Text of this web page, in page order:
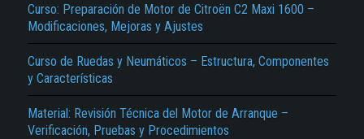
Curso: Preparación de Motor de Citroën C2 Maxi 1600 –
Modificaciones, Mejoras y Ajustes
Curso de Ruedas y Neumáticos – Estructura, Componentes
y Características
Material: Revisión Técnica del Motor de Arranque –
Verificación, Pruebas y Procedimientos